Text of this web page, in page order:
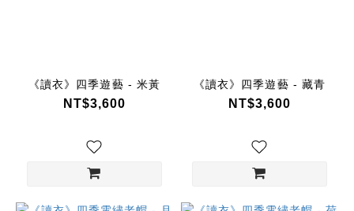
《讀衣》四季遊藝 - 米黃
NT$3,600
《讀衣》四季遊藝 - 藏青
NT$3,600